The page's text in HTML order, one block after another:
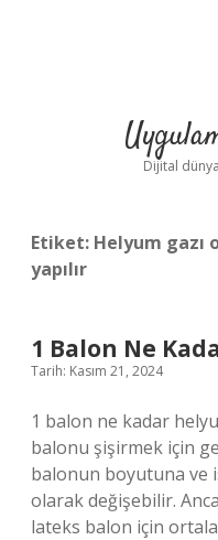
Dijital
Etiket: Helyum gazı
yapılır
1 Balon Ne
Tarih: Kasım 21, 2024
1 balon ne kadar
balonu şişirmek için
balonun boyutuna ve
olarak değişebilir.
lateks balon için